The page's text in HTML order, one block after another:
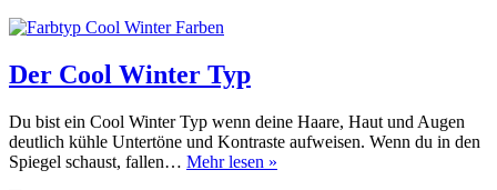
Der Cool Winter Typ
Du bist ein Cool Winter Typ wenn deine Haare, Haut und Augen
deutlich kühle Untertöne und Kontraste aufweisen. Wenn du in den
Spiegel schaust, fallen… Mehr lesen »